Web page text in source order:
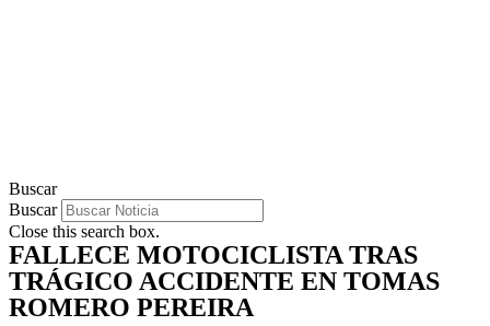
Buscar
Buscar
Close this search box.
FALLECE MOTOCICLISTA TRAS
TRÁGICO ACCIDENTE EN TOMAS
ROMERO PEREIRA